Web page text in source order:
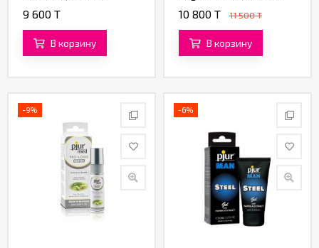
Natural glide (100 ML)
9 600 T
В корзину
10 800 T 11 500 T
В корзину
-9% -6%